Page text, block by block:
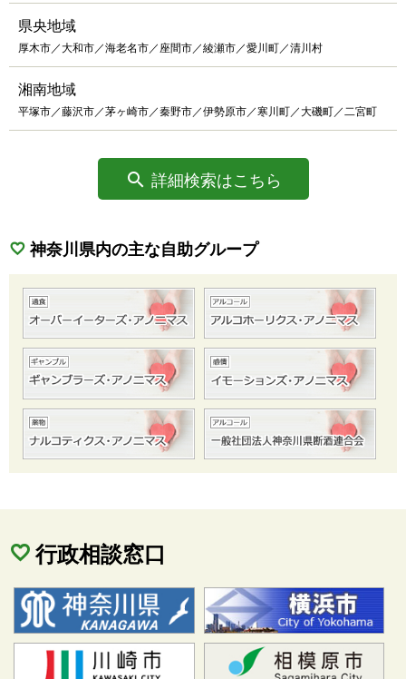
県央地域
厚木市／大和市／海老名市／座間市／綾瀬市／愛川町／清川村
湘南地域
平塚市／藤沢市／茅ヶ崎市／秦野市／伊勢原市／寒川町／大磯町／二宮町
詳細検索はこちら
神奈川県内の主な自助グループ
行政相談窓口